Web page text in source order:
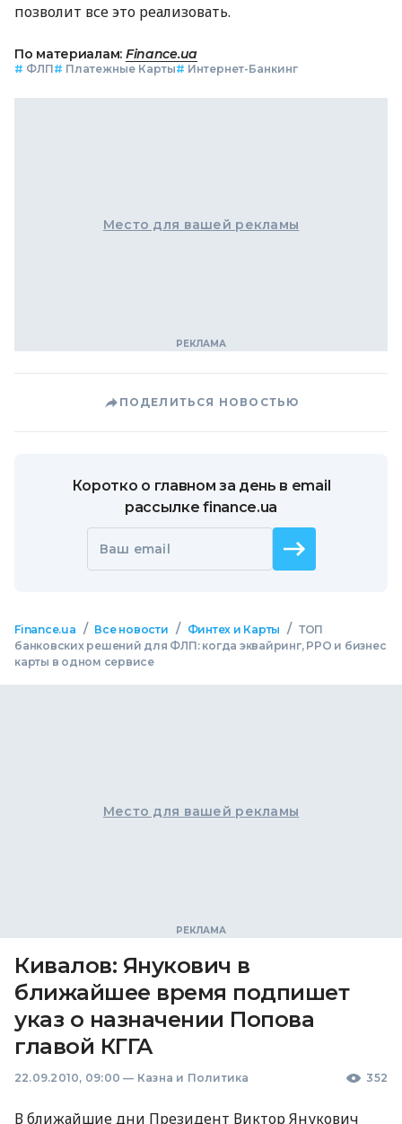
позволит все это реализовать.
По материалам: Finance.ua
# ФЛП# Платежные Карты# Интернет-Банкинг
Место для вашей рекламы
ПОДЕЛИТЬСЯ НОВОСТЬЮ
Коротко о главном за день в email
рассылке finance.ua
Ваш email
Finance.ua / Все новости / Финтех и Карты / ТОП
банковских решений для ФЛП: когда эквайринг, РРО и бизнес
карты в одном сервисе
Место для вашей рекламы
Кивалов: Янукович в
ближайшее время подпишет
указ о назначении Попова
главой КГГА
22.09.2010, 09:00 — Казна и Политика 352
В ближайшие дни Президент Виктор Янукович